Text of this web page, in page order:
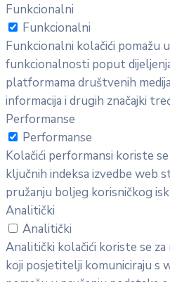
Funkcionalni
Funkcionalni
Funkcionalni kolačići pomažu
funkcionalnosti poput
platformama društvenih
informacija i drugih značajki
Performanse
Performanse
Kolačići performansi koriste
ključnih indeksa izvedbe web
pružanju boljeg korisničkog
Analitički
Analitički
Analitički kolačići koriste se za
koji posjetitelji komuniciraju s